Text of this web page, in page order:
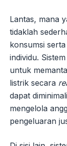
Lantas, mana
tidaklah
konsumsi
individu.
untuk
listrik secara
dapat
mengelola
pengeluaran